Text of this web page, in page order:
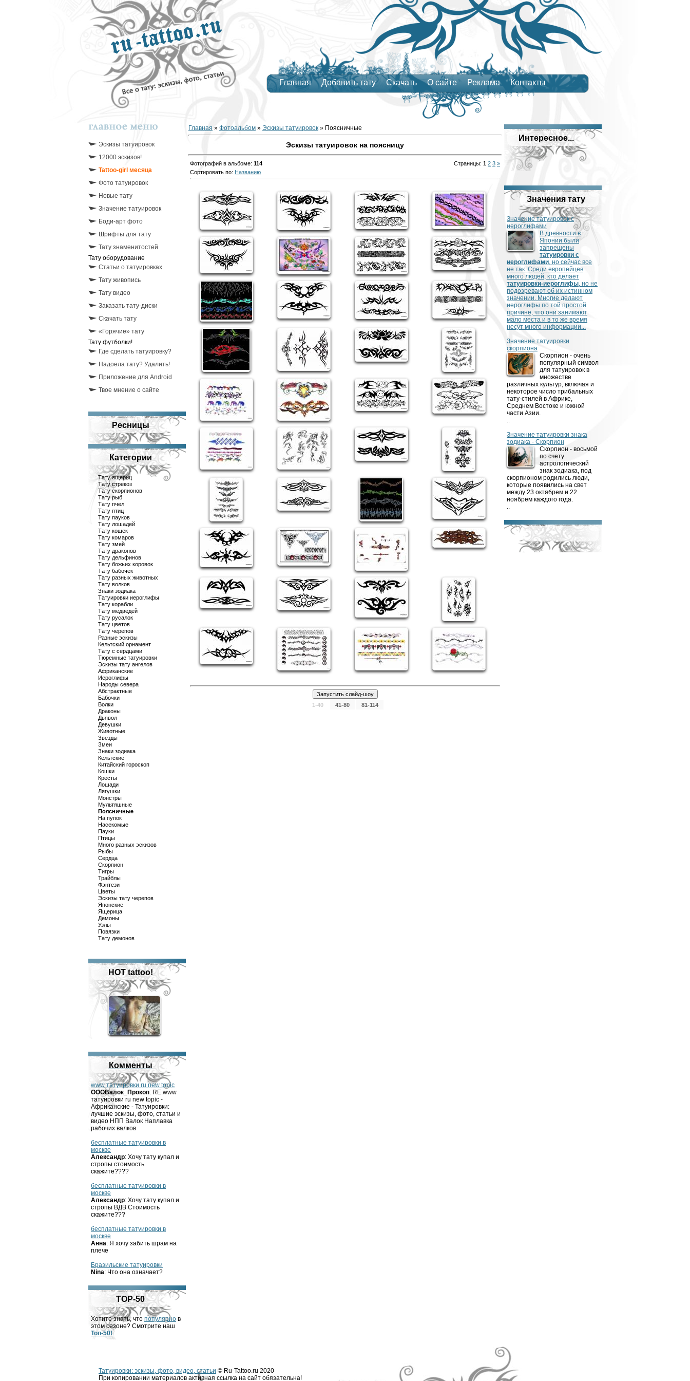
Главная Добавить тату Скачать О сайте Реклама Контакты
Эскизы татуировок
12000 эскизов!
Tattoo-girl месяца
Фото татуировок
Новые тату
Значение татуировок
Боди-арт фото
Шрифты для тату
Тату знаменитостей
Тату оборудование
Статьи о татуировках
Тату живопись
Тату видео
Заказать тату-диски
Скачать тату
«Горячие» тату
Тату футболки!
Где сделать татуировку?
Надоела тату? Удалить!
Приложение для Android
Твое мнение о сайте
Ресницы
Категории
Тату ящериц
Тату стрекоз
Тату скорпионов
Тату рыб
Тату пчел
Тату птиц
Тату пауков
Тату лошадей
Тату кошек
Тату комаров
Тату змей
Тату драконов
Тату дельфинов
Тату божьих коровок
Тату бабочек
Тату разных животных
Тату волков
Знаки зодиака
Татуировки иероглифы
Тату корабли
Тату медведей
Тату русалок
Тату цветов
Тату черепов
Разные эскизы
Кельтский орнамент
Тату с сердцами
Тюремные татуировки
Эскизы тату ангелов
Африканские
Иероглифы
Народы севера
Абстрактные
Бабочки
Волки
Драконы
Дьявол
Девушки
Животные
Звезды
Змеи
Знаки зодиака
Кельтские
Китайский гороскоп
Кошки
Кресты
Лошади
Лягушки
Монстры
Мультяшные
Поясничные
На пупок
Насекомые
Пауки
Птицы
Много разных эскизов
Рыбы
Сердца
Скорпион
Тигры
Трайблы
Фэнтези
Цветы
Эскизы тату черепов
Японские
Ящерица
Демоны
Узлы
Повязки
Тату демонов
HOT tattoo!
Комменты
www татуировки ru new topic
OOOВалок_Прокоп: RE:www
татуировки ru new topic -
Африканские - Татуировки:
лучшие эскизы, фото, статьи и
видео НПП Валок Наплавка
рабочих валков
бесплатные татуировки в
москве
Александр: Хочу тату купал и
стропы стоимость
скажите????
бесплатные татуировки в
москве
Александр: Хочу тату купал и
стропы ВДВ Стоимость
скажите???
бесплатные татуировки в
москве
Анна: Я хочу забить шрам на
плече
Бразильские татуировки
Nina: Что она означает?
TOP-50
Хотите знать, что популярно в
этом сезоне? Смотрите наш
Топ-50!
Интересное...
Значения тату
Значение татуировок с
иероглифами
В древности­­­ в
Японии были
запрещены
татуировки с
иероглифами, но сейчас все
не так. Среди европейцев
много людей, кто делает
татуировки-иероглифы, но не
подозревают об их истинном
значении. Многие делают
иероглифы по той простой
причине, что они занимают
мало места и в то же время
несут много информации...
Значение татуировки
скорпиона
Скорпион - очень
популярный символ
для татуировок в
множестве
различных культур, включая и
некоторое число трибальных
тату-стилей в Африке,
Среднем Востоке и южной
части Азии.
..
Значение татуировки знака
зодиака - Скорпион
Скорпион - восьмой
по счету
астрологический
знак зодиака, под
скорпионом родились люди,
которые появились на свет
между 23 октябрем и 22
ноябрем каждого года.
..
Главная » Фотоальбом » Эскизы татуировок » Поясничные
Эскизы татуировок на поясницу
Фотографий в альбоме: 114 Страницы: 1 2 3 »
Сортировать по: Названию
1-40 41-80 81-114
Татуировки: эскизы, фото, видео, статьи © Ru-Tattoo.ru 2020
При копировании материалов активная ссылка на сайт обязательна!